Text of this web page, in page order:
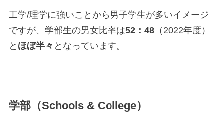
工学/理学に強いことから男子学生が多いイメージ
ですが、学部生の男女比率は52：48 （2022年度）
と ほぼ半々 となっています。
学部（Schools & College）